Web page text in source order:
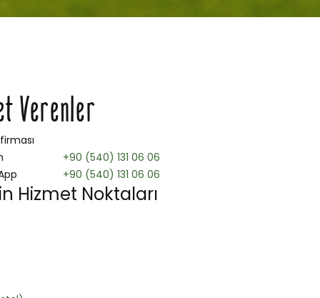
Verenler
+90 (540) 131 06 06
+90 (540) 131 06 06
Hizmet Noktaları